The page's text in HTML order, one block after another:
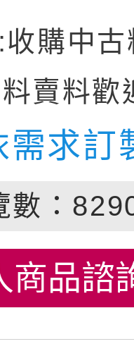
購中
賣料歡
需求訂
數：
商品諮